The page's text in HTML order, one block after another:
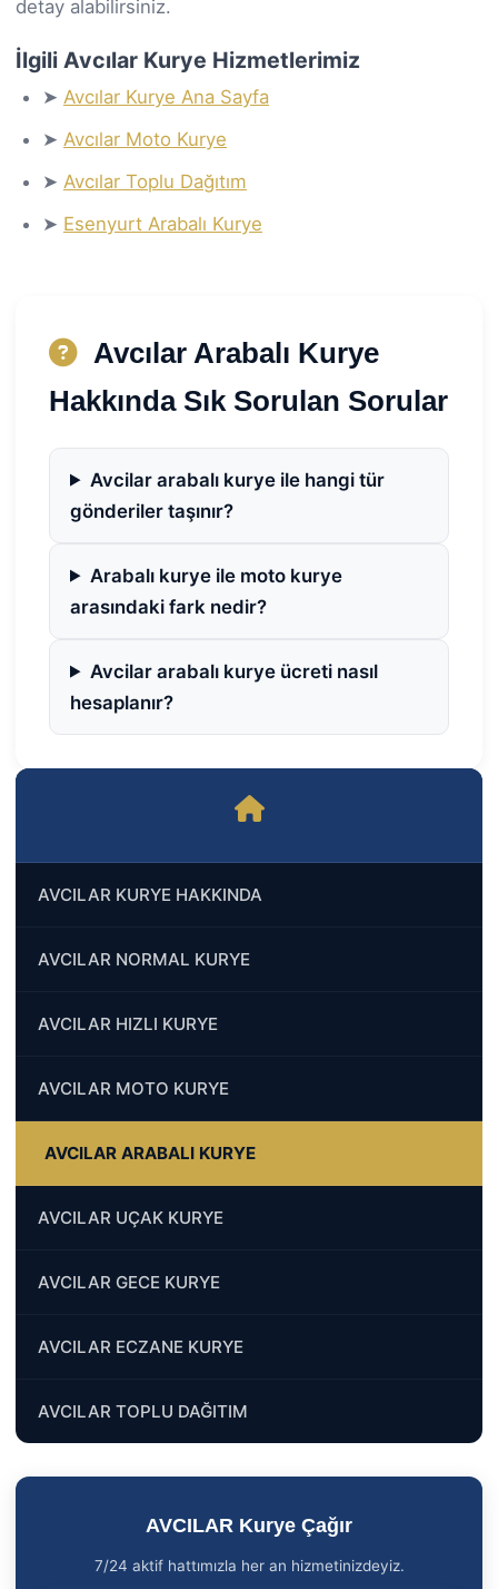
AVCILAR KURYE HAKKINDA
AVCILAR NORMAL KURYE
AVCILAR HIZLI KURYE
AVCILAR MOTO KURYE
AVCILAR ARABALI KURYE
AVCILAR UÇAK KURYE
AVCILAR GECE KURYE
AVCILAR ECZANE KURYE
AVCILAR TOPLU DAĞITIM
AVCILAR Kurye Çağır
7/24 aktif hattımızla her an hizmetinizdeyiz.
detay alabilirsiniz.
İlgili Avcılar Kurye Hizmetlerimiz
➤ Avcılar Kurye Ana Sayfa
➤ Avcılar Moto Kurye
➤ Avcılar Toplu Dağıtım
➤ Esenyurt Arabalı Kurye
Avcılar Arabalı Kurye
Hakkında Sık Sorulan Sorular
Avcilar arabalı kurye ile hangi tür
gönderiler taşınır?
Arabalı kurye ile moto kurye
arasındaki fark nedir?
Avcilar arabalı kurye ücreti nasıl
hesaplanır?